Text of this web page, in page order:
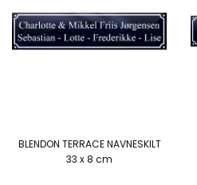
BLENDON TERRACE NAVNESKILT
33 x 8 cm